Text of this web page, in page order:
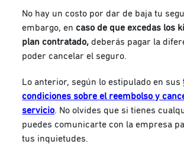
No hay un costo por dar de baja tu
embargo,encaso de que excedas los
plan contratado, deberás pagar la
poder cancelar el seguro.
Lo anterior, según lo estipulado en sus
condiciones sobre el reembolso y
servicio. No olvides que si tienes
puedes comunicarte con la empresa
tus inquietudes.